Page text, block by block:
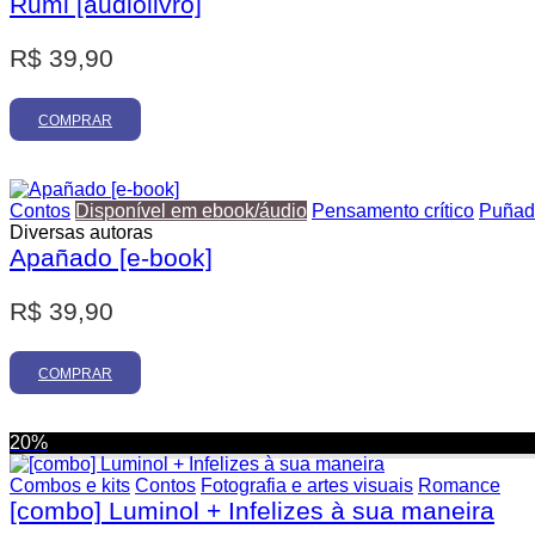
R$ 39,90
COMPRAR
Contos Disponível em ebook/áudio Pensamento crítico
Diversas autoras
Apañado [e-book]
R$ 39,90
COMPRAR
20%
Combos e kits Contos Fotografia e artes visuais Romance
[combo] Luminol + Infelizes à sua maneira